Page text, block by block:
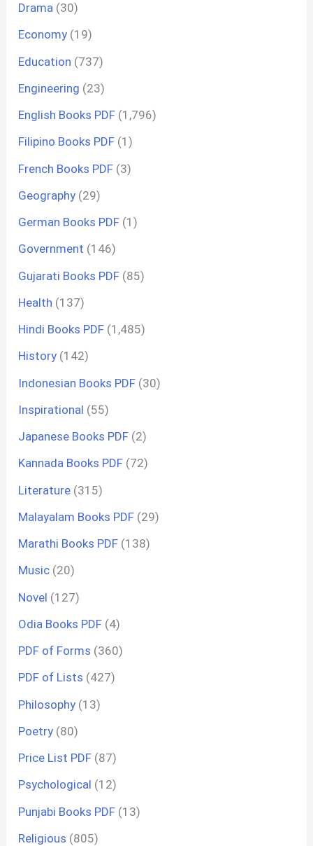
Drama (30)
Economy (19)
Education (737)
Engineering (23)
English Books PDF (1,796)
Filipino Books PDF (1)
French Books PDF (3)
Geography (29)
German Books PDF (1)
Government (146)
Gujarati Books PDF (85)
Health (137)
Hindi Books PDF (1,485)
History (142)
Indonesian Books PDF (30)
Inspirational (55)
Japanese Books PDF (2)
Kannada Books PDF (72)
Literature (315)
Malayalam Books PDF (29)
Marathi Books PDF (138)
Music (20)
Novel (127)
Odia Books PDF (4)
PDF of Forms (360)
PDF of Lists (427)
Philosophy (13)
Poetry (80)
Price List PDF (87)
Psychological (12)
Punjabi Books PDF (13)
Religious (805)